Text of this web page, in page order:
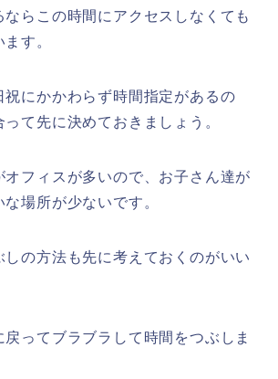
らこの時間にアクセスしなくても
す。
祝にかかわらず時間指定があるの
て先に決めておきましょう。
オフィスが多いので、お子さん達が
場所が少ないです。
しの方法も先に考えておくのがいい
ってブラブラして時間をつぶしま